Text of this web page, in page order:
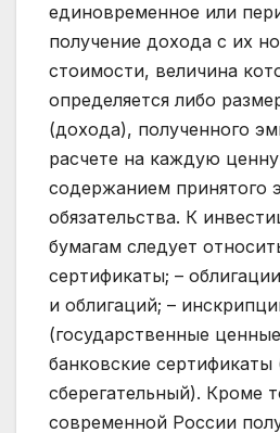
единовременное или
получение дохода с их
стоимости, величина
определяется либо
(дохода), полученного
расчете на каждую
содержанием принятого
обязательства. К
бумагам следует
сертификаты; –
и облигаций; –
(государственные
банковские
сберегательный). Кроме
современной России